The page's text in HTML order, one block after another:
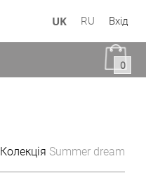
UK RU Вхід
0
Колекція Summer dream